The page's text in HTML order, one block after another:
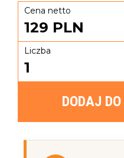
Cena netto
129 PLN
Liczba
1
DODAJ